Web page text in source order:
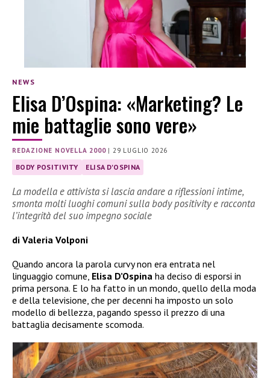
NEWS
Elisa D’Ospina: «Marketing? Le
mie battaglie sono vere»
REDAZIONE NOVELLA 2000| 29 LUGLIO 2026
BODY POSITIVITY ELISA D'OSPINA
La modella e attivista si lascia andare a riflessioni intime,
smonta molti luoghi comuni sulla body positivity e racconta
l’integrità del suo impegno sociale
di Valeria Volponi
Quando ancora la parola curvy non era entrata nel
linguaggio comune, Elisa D’Ospina ha deciso di esporsi in
prima persona. E lo ha fatto in un mondo, quello della moda
e della televisione, che per decenni ha imposto un solo
modello di bellezza, pagando spesso il prezzo di una
battaglia decisamente scomoda.